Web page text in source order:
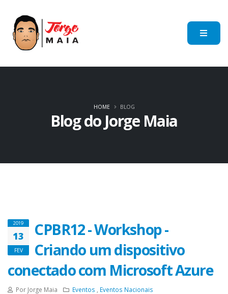
Blog do Jorge Maia
HOME BLOG
2019
13
FEV
CPBR12 - Workshop -
Criando um dispositivo
conectado com Microsoft Azure
Por Jorge Maia Eventos Eventos Nacionais